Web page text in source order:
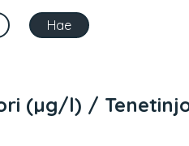
(µg/l) /